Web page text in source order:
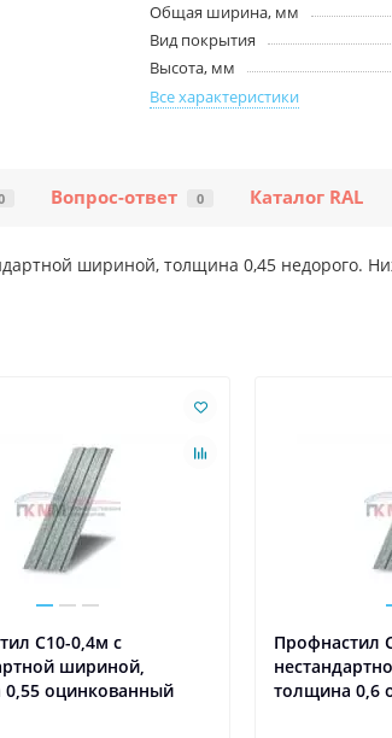
Общая ширина, мм
Вид покрытия
Высота, мм
Все характеристики
Вопрос-ответ 0 Каталог RAL
шириной, толщина 0,45 недорого.
С10-0,4м с
шириной,
оцинкованный
Профнастил
толщина 0,6